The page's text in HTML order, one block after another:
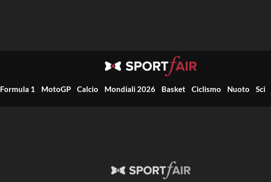
Formula 1 MotoGP Calcio Mondiali 2026 Basket Ciclismo Nuoto Sci